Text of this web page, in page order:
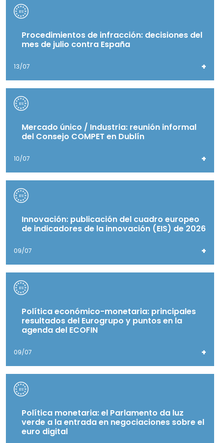
Procedimientos de infracción: decisiones del
mes de julio contra España
13/07 +
Mercado único / Industria: reunión informal
del Consejo COMPET en Dublín
10/07 +
Innovación: publicación del cuadro europeo
de indicadores de la innovación (EIS) de 2026
09/07 +
Política económico-monetaria: principales
resultados del Eurogrupo y puntos en la
agenda del ECOFIN
09/07 +
Política monetaria: el Parlamento da luz
verde a la entrada en negociaciones sobre el
euro digital